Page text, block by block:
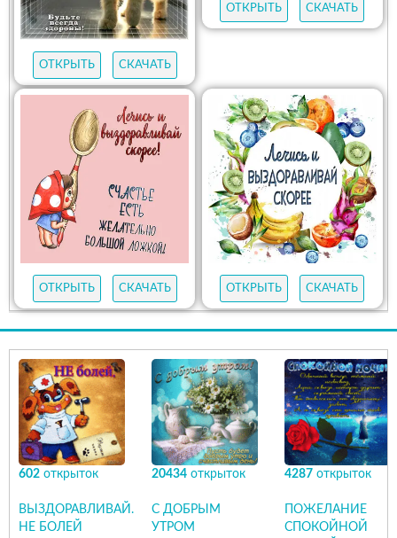
ОТКРЫТЬ СКАЧАТЬ
ОТКРЫТЬ СКАЧАТЬ
ОТКРЫТЬ СКАЧАТЬ ОТКРЫТЬ СКАЧАТЬ
602 открыток
ВЫЗДОРАВЛИВАЙ.
НЕ БОЛЕЙ
20434 открыток
С ДОБРЫМ
УТРОМ
4287 открыток
ПОЖЕЛАНИЕ
СПОКОЙНОЙ